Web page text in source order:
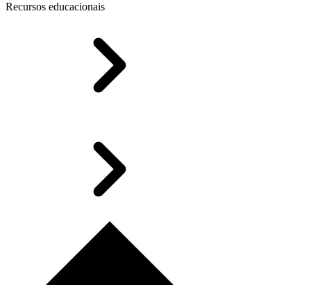
Recursos educacionais